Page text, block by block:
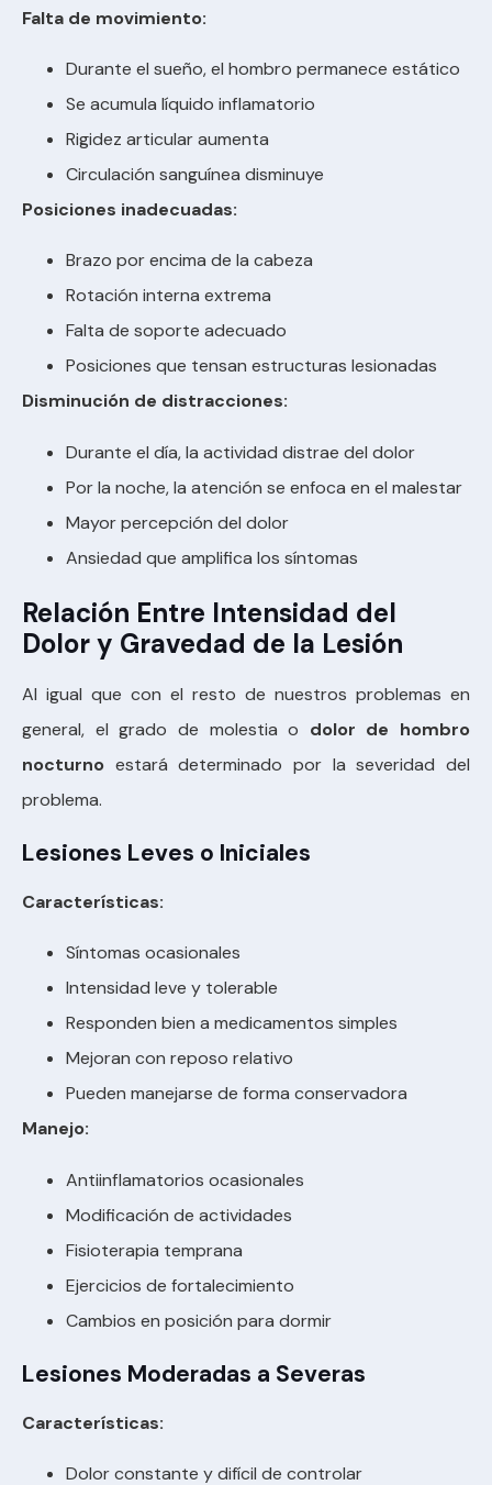
Falta de movimiento:
Durante el sueño, el hombro permanece estático
Se acumula líquido inflamatorio
Rigidez articular aumenta
Circulación sanguínea disminuye
Posiciones inadecuadas:
Brazo por encima de la cabeza
Rotación interna extrema
Falta de soporte adecuado
Posiciones que tensan estructuras lesionadas
Disminución de distracciones:
Durante el día, la actividad distrae del dolor
Por la noche, la atención se enfoca en el malestar
Mayor percepción del dolor
Ansiedad que amplifica los síntomas
Relación Entre Intensidad del
Dolor y Gravedad de la Lesión
Al igual que con el resto de nuestros problemas en
general, el grado de molestia o dolor de hombro
nocturno estará determinado por la severidad del
problema.
Lesiones Leves o Iniciales
Características:
Síntomas ocasionales
Intensidad leve y tolerable
Responden bien a medicamentos simples
Mejoran con reposo relativo
Pueden manejarse de forma conservadora
Manejo:
Antiinflamatorios ocasionales
Modificación de actividades
Fisioterapia temprana
Ejercicios de fortalecimiento
Cambios en posición para dormir
Lesiones Moderadas a Severas
Características:
Dolor constante y difícil de controlar